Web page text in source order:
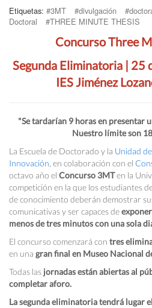
Etiquetas: #3MT #divulgación
Doctoral
#THREE MINUTE THESIS
Concurso Three
Segunda Eliminatoria | 25
IES Jiménez
"Se tardarían 9 horas en presentar
Nuestro límite son
La Escuela de Doctorado y la Unidad
Innovación , en colaboración con el
octavo año el Concurso 3MTen la
competición en la que los estudiantes
de conocimiento deberán demostrar
comunicativas y ser capaces de
menos de tres minutos con una sola
El concurso comenzará con tres
en una gran final en Museo Nacional
Todas las jornadas están abiertas al
completar aforo.
La segunda eliminatoria tendrá lugar el